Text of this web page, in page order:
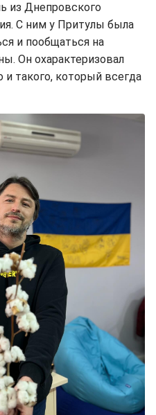
из Днепровского
С ним у Притулы была
и пообщаться на
Он охарактеризовал
и такого, который всегда